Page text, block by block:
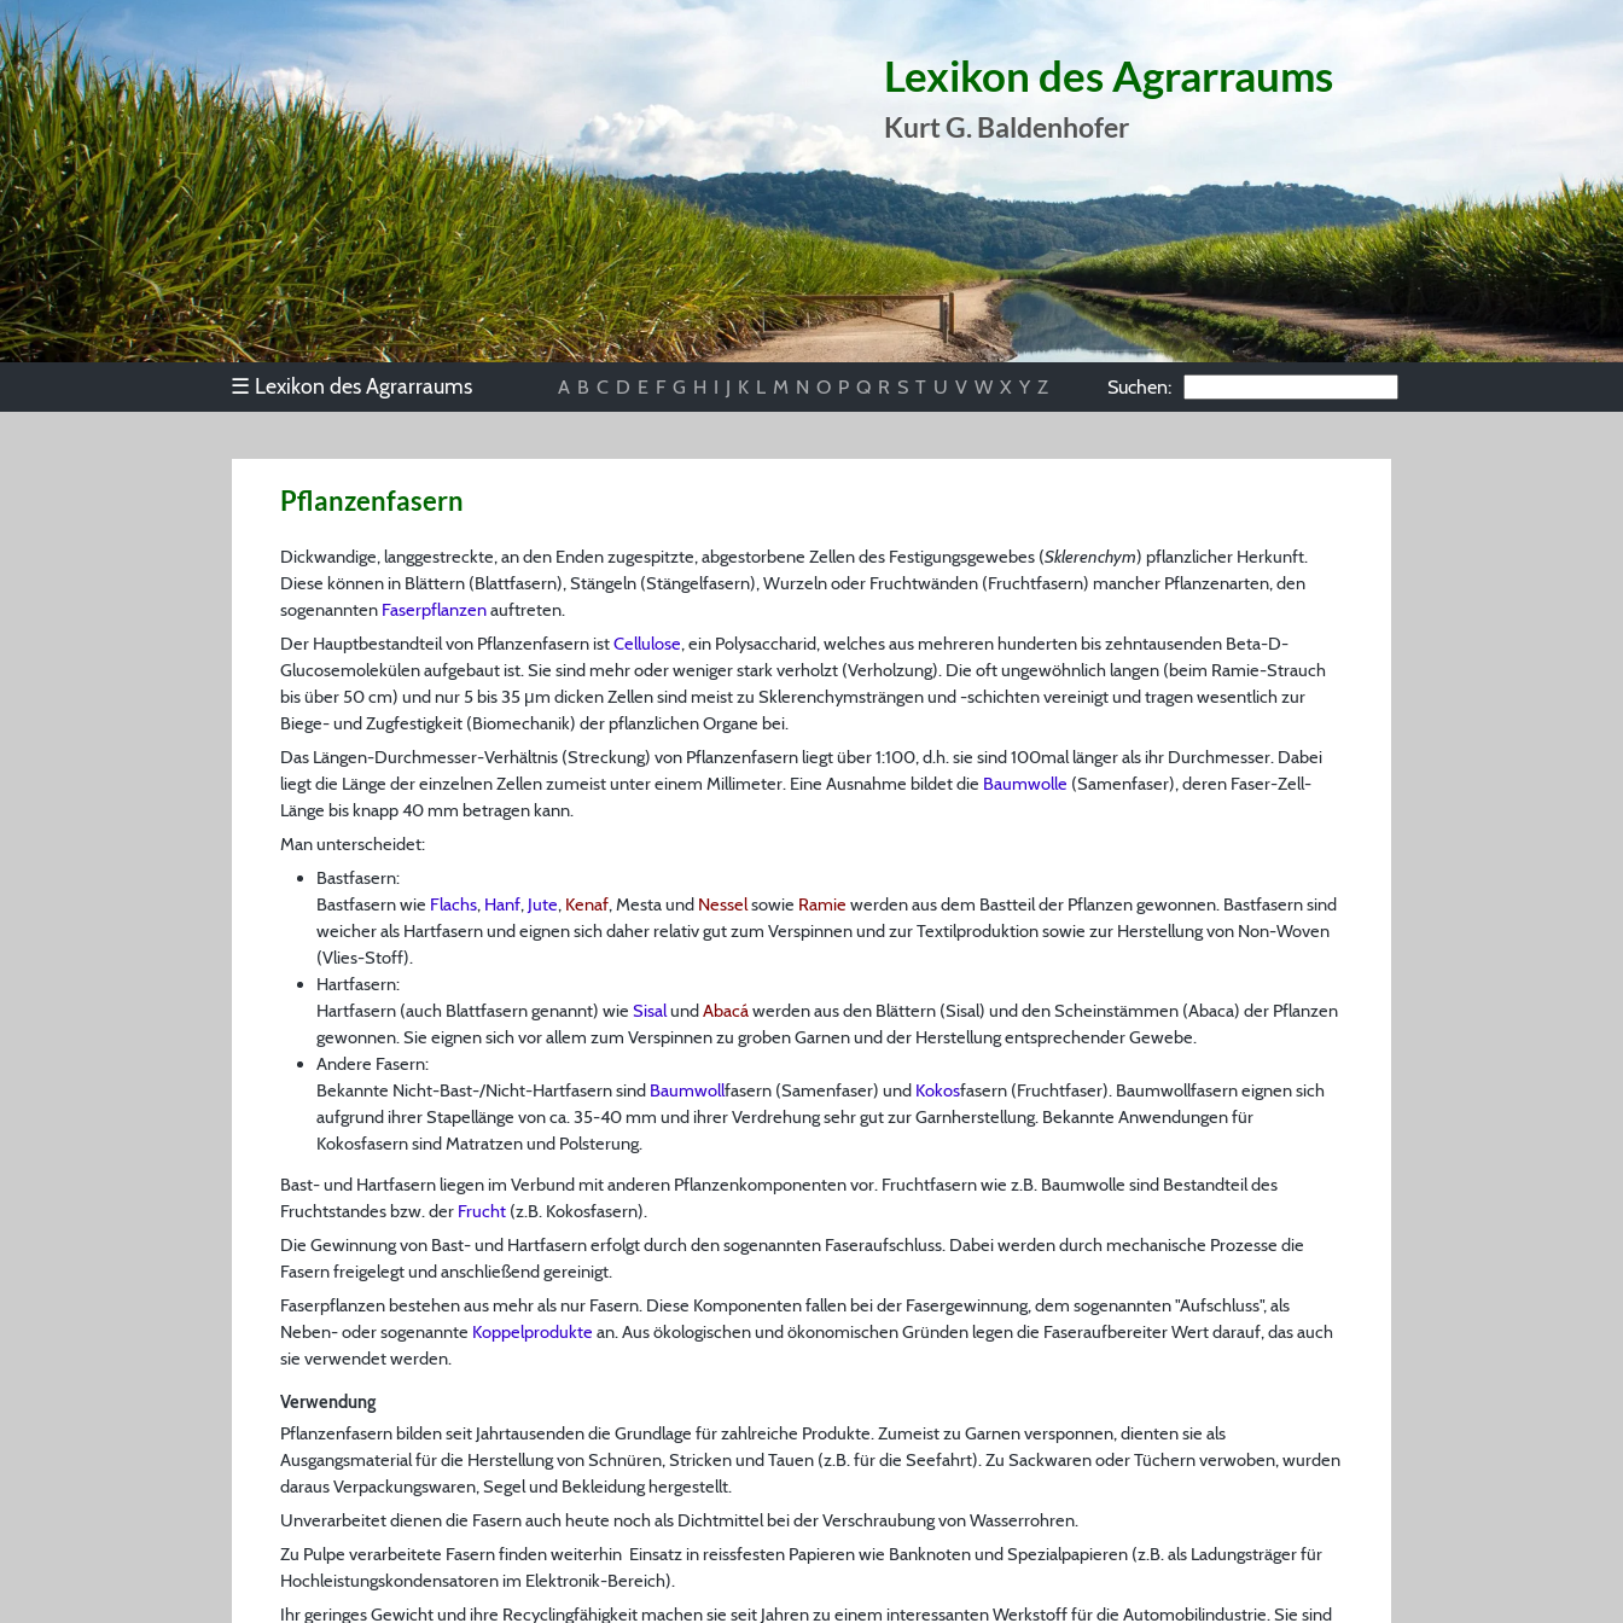
Lexikon des Agrarraums
Kurt G. Baldenhofer
☰ Lexikon des Agrarraums A B C D E F G H I J K L M N O P Q R S T U V W X Y Z Suchen:
Pflanzenfasern
Dickwandige, langgestreckte, an den Enden zugespitzte, abgestorbene Zellen des Festigungsgewebes (Sklerenchym) pflanzlicher Herkunft.
Diese können in Blättern (Blattfasern), Stängeln (Stängelfasern), Wurzeln oder Fruchtwänden (Fruchtfasern) mancher Pflanzenarten, den
sogenannten Faserpflanzenauftreten.
Der Hauptbestandteil von Pflanzenfasern istCellulose, ein Polysaccharid, welches aus mehreren hunderten bis zehntausenden Beta-D-
Glucosemolekülen aufgebaut ist. Sie sind mehr oder weniger stark verholzt (Verholzung). Die oft ungewöhnlich langen (beim Ramie-Strauch
bis über 50 cm) und nur 5 bis 35 μm dicken Zellen sind meist zu Sklerenchymsträngen und -schichten vereinigt und tragen wesentlich zur
Biege- und Zugfestigkeit (Biomechanik) der pflanzlichen Organe bei.
Das Längen-Durchmesser-Verhältnis (Streckung) von Pflanzenfasern liegt über 1:100, d.h. sie sind 100mal länger als ihr Durchmesser. Dabei
liegt die Länge der einzelnen Zellen zumeist unter einem Millimeter. Eine Ausnahme bildet die Baumwolle (Samenfaser), deren Faser-Zell-
Länge bis knapp 40 mm betragen kann.
Man unterscheidet:
Bastfasern:
Bastfasern wie Flachs, Hanf, Jute, Kenaf, Mesta und Nesselsowie Ramie werden aus dem Bastteil der Pflanzen gewonnen. Bastfasern sind
weicher als Hartfasern und eignen sich daher relativ gut zum Verspinnen und zur Textilproduktion sowie zur Herstellung von Non-Woven
(Vlies-Stoff).
Hartfasern:
Hartfasern (auch Blattfasern genannt) wie SisalundAbacáwerden aus den Blättern (Sisal) und den Scheinstämmen (Abaca) der Pflanzen
gewonnen. Sie eignen sich vor allem zum Verspinnen zu groben Garnen und der Herstellung entsprechender Gewebe.
Andere Fasern:
Bekannte Nicht-Bast-/Nicht-Hartfasern sind Baumwollfasern (Samenfaser) und Kokosfasern (Fruchtfaser). Baumwollfasern eignen sich
aufgrund ihrer Stapellänge von ca. 35-40 mm und ihrer Verdrehung sehr gut zur Garnherstellung. Bekannte Anwendungen für
Kokosfasern sind Matratzen und Polsterung.
Bast- und Hartfasern liegen im Verbund mit anderen Pflanzenkomponenten vor. Fruchtfasern wie z.B. Baumwolle sind Bestandteil des
Fruchtstandes bzw. der Frucht (z.B. Kokosfasern).
Die Gewinnung von Bast- und Hartfasern erfolgt durch den sogenannten Faseraufschluss. Dabei werden durch mechanische Prozesse die
Fasern freigelegt und anschließend gereinigt.
Faserpflanzen bestehen aus mehr als nur Fasern. Diese Komponenten fallen bei der Fasergewinnung, dem sogenannten "Aufschluss", als
Neben- oder sogenannte Koppelprodukte an. Aus ökologischen und ökonomischen Gründen legen die Faseraufbereiter Wert darauf, das auch
sie verwendet werden.
Verwendung
Pflanzenfasern bilden seit Jahrtausenden die Grundlage für zahlreiche Produkte. Zumeist zu Garnen versponnen, dienten sie als
Ausgangsmaterial für die Herstellung von Schnüren, Stricken und Tauen (z.B. für die Seefahrt). Zu Sackwaren oder Tüchern verwoben, wurden
daraus Verpackungswaren, Segel und Bekleidung hergestellt.
Unverarbeitet dienen die Fasern auch heute noch als Dichtmittel bei der Verschraubung von Wasserrohren.
Zu Pulpe verarbeitete Fasern finden weiterhin Einsatz in reissfesten Papieren wie Banknoten und Spezialpapieren (z.B. als Ladungsträger für
Hochleistungskondensatoren im Elektronik-Bereich).
Ihr geringes Gewicht und ihre Recyclingfähigkeit machen sie seit Jahren zu einem interessanten Werkstoff für die Automobilindustrie. Sie sind